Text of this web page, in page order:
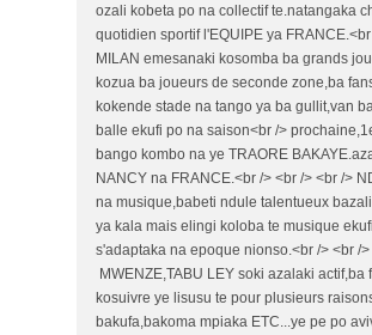
ozali kobeta po na collectif te.natangaka
quotidien sportif l'EQUIPE ya FRANCE.<br
MILAN emesanaki kosomba ba grands
kozua ba joueurs de seconde zone,ba
kokende stade na tango ya ba gullit,van
balle ekufi po na saison<br />
bango kombo na ye TRAORE
NANCY na FRANCE.<br /> <br /> <br />
na musique,babeti ndule talentueux
ya kala mais elingi koloba te musique
s'adaptaka na epoque nionso.<br /> <br /
MWENZE,TABU LEY soki azalaki actif,ba
kosuivre ye lisusu te pour plusieurs
bakufa,bakoma mpiaka ETC...ye pe po